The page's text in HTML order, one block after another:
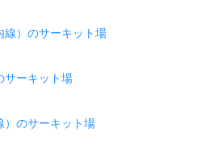
線）のサーキット場
サーキット場
）のサーキット場